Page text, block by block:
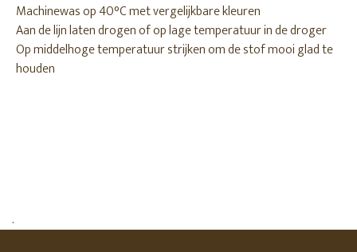
Machinewas op 40°C met vergelijkbare kleuren
Aan de lijn laten drogen of op lage temperatuur in de droger
Op middelhoge temperatuur strijken om de stof mooi glad te
houden
.